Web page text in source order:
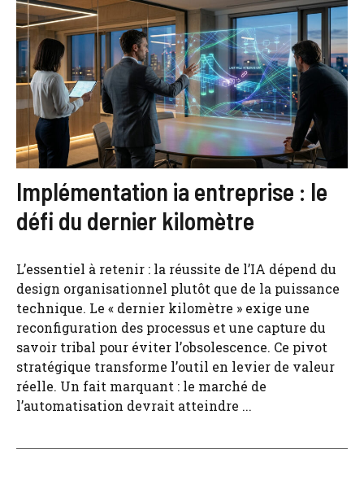
Implémentation ia entreprise : le
défi du dernier kilomètre
L’essentiel à retenir : la réussite de l’IA dépend du
design organisationnel plutôt que de la puissance
technique. Le « dernier kilomètre » exige une
reconfiguration des processus et une capture du
savoir tribal pour éviter l’obsolescence. Ce pivot
stratégique transforme l’outil en levier de valeur
réelle. Un fait marquant : le marché de
l’automatisation devrait atteindre ...